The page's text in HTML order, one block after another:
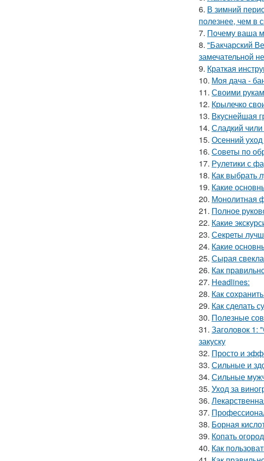
6. В зимний
полезнее, чем в
7. Почему ваша
8. "Бакчарский
замечательной
9. Краткая
10. Моя дача -
11. Своими
12. Крылечко
13. Вкуснейшая
14. Сладкий
15. Осенний уход
16. Советы по
17. Рулетики с
18. Как выбрать
19. Какие
20. Монолитная
21. Полное
22. Какие
23. Секреты
24. Какие
25. Сырая свекла
26. Как
27. Headlines:
28. Как
29. Как сделать
30. Полезные
31. Заголовок 1:
закуску
32. Просто и
33. Сильные и
34. Сильные
35. Уход за
36.
37.
38. Борная
39. Копать
40. Как